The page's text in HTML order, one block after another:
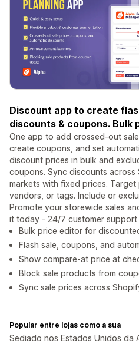
Discount app to create
discounts & coupons. Bulk
One app to add crossed-out
create coupons, and set
discount prices in bulk and
coupons. Sync discounts
markets with fixed prices.
vendors, or tags. Include or
Promote your storewide sales
it today - 24/7 customer support
Bulk price editor for
Flash sale, coupons, and
Show compare-at price at
Block sale products from
Sync sale prices across
Popular entre lojas como a sua
Sediado nos Estados Unidos da